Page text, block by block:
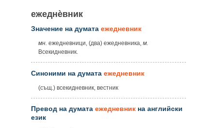
ежеднѐвник
Значение на думата ежедневник
мн. ежедневници, (два) ежедневника, м.
Всекидневник.
Синоними на думата ежедневник
(същ.) всекидневник, вестник
Превод на думата ежедневник на английски
език